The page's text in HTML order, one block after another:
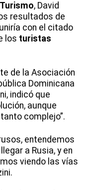
Turismo, David
resultados de
con el citado
los turistas
de la Asociación
Dominicana
indicó que
aunque
complejo”.
entendemos
a Rusia, y en
viendo las vías